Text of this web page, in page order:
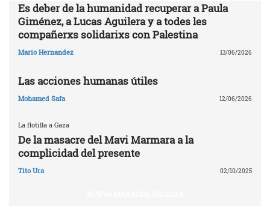
Es deber de la humanidad recuperar a Paula
Giménez, a Lucas Aguilera y a todes les
compañerxs solidarixs con Palestina
Mario Hernandez 13/06/2026
Las acciones humanas útiles
Mohamed Safa 12/06/2026
La flotilla a Gaza
De la masacre del Mavi Marmara a la
complicidad del presente
Tito Ura 02/10/2025